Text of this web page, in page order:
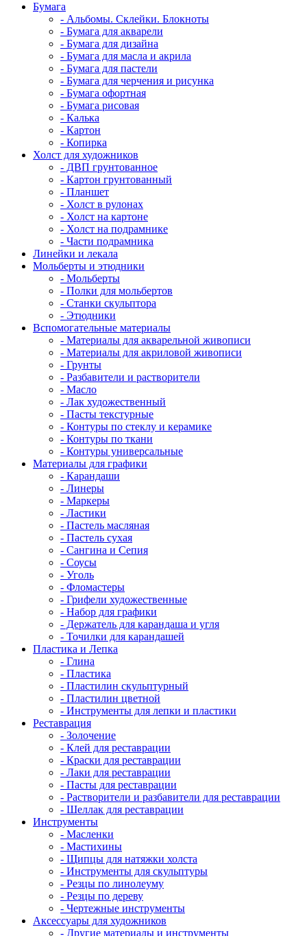
Бумага
- Альбомы. Склейки. Блокноты
- Бумага для акварели
- Бумага для дизайна
- Бумага для масла и акрила
- Бумага для пастели
- Бумага для черчения и рисунка
- Бумага офортная
- Бумага рисовая
- Калька
- Картон
- Копирка
Холст для художников
- ДВП грунтованное
- Картон грунтованный
- Планшет
- Холст в рулонах
- Холст на картоне
- Холст на подрамнике
- Части подрамника
Линейки и лекала
Мольберты и этюдники
- Мольберты
- Полки для мольбертов
- Станки скульптора
- Этюдники
Вспомогательные материалы
- Материалы для акварельной живописи
- Материалы для акриловой живописи
- Грунты
- Разбавители и растворители
- Масло
- Лак художественный
- Пасты текстурные
- Контуры по стеклу и керамике
- Контуры по ткани
- Контуры универсальные
Материалы для графики
- Карандаши
- Линеры
- Маркеры
- Ластики
- Пастель масляная
- Пастель сухая
- Сангина и Сепия
- Соусы
- Уголь
- Фломастеры
- Грифели художественные
- Набор для графики
- Держатель для карандаша и угля
- Точилки для карандашей
Пластика и Лепка
- Глина
- Пластика
- Пластилин скульптурный
- Пластилин цветной
- Инструменты для лепки и пластики
Реставрация
- Золочение
- Клей для реставрации
- Краски для реставрации
- Лаки для реставрации
- Пасты для реставрации
- Растворители и разбавители для реставрации
- Шеллак для реставрации
Инструменты
- Масленки
- Мастихины
- Щипцы для натяжки холста
- Инструменты для скульптуры
- Резцы по линолеуму
- Резцы по дереву
- Чертежные инструменты
Аксессуары для художников
- Другие материалы и инструменты